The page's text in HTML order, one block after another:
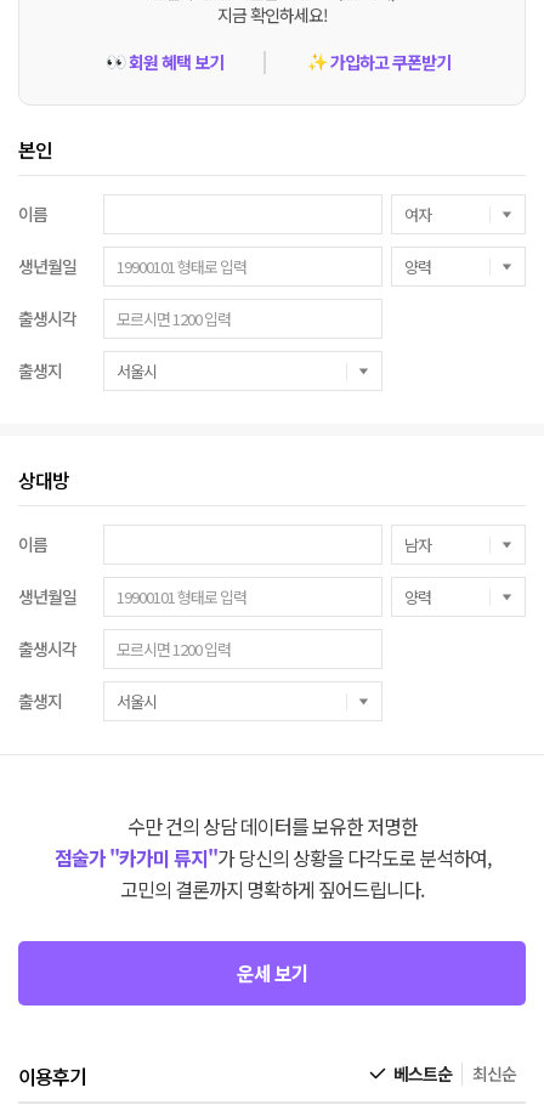
지금 확인하세요!
👀회원 혜택 보기 ✨가입하고 쿠폰받기
본인
이름
생년월일
출생시각
출생지
상대방
이름
생년월일
출생시각
출생지
수만 건의 상담 데이터를 보유한 저명한
점술가 "카가미 류지"가 당신의 상황을 다각도로 분석하여,
고민의 결론까지 명확하게 짚어드립니다.
운세 보기
이용후기 베스트순 최신순